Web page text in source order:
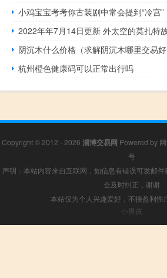
阴沉木什么价格（求解阴沉木哪里交易好
杭州橙色健康码可以正常出行吗
Copyright © 2012 - 2026 淄博交易网 Powered by
号
声明：本站内容来自互联网，如信息有错误可发邮
会及时纠正，谢谢
本站仅为个人兴趣爱好，不接盈利性
小男孩